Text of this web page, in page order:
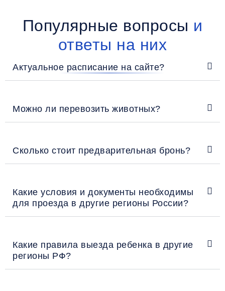
Популярные вопросы и
ответы на них
Актуальное расписание на сайте?
Можно ли перевозить животных?
Сколько стоит предварительная бронь?
Какие условия и документы необходимы
для проезда в другие регионы России?
Какие правила выезда ребенка в другие
регионы РФ?